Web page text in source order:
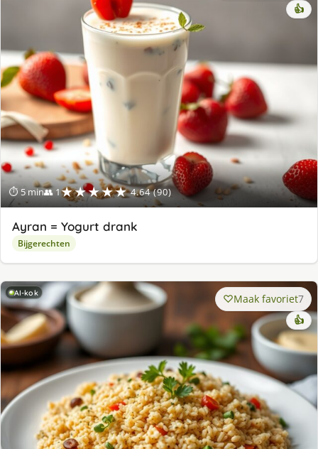
⏱ 5 min👥 1★★★★★ 4.64 (90)
👍
Ayran = Yogurt drank
Bijgerechten
AI-kok Maak favoriet7
👍